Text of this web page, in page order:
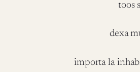
toos
dexa
importa la